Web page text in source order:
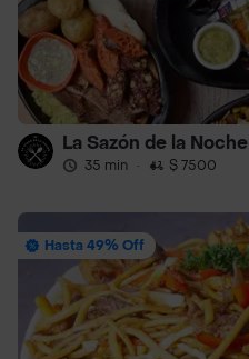
La Sazón de la Noche
35 min · $ 7500
Hasta 49% Off